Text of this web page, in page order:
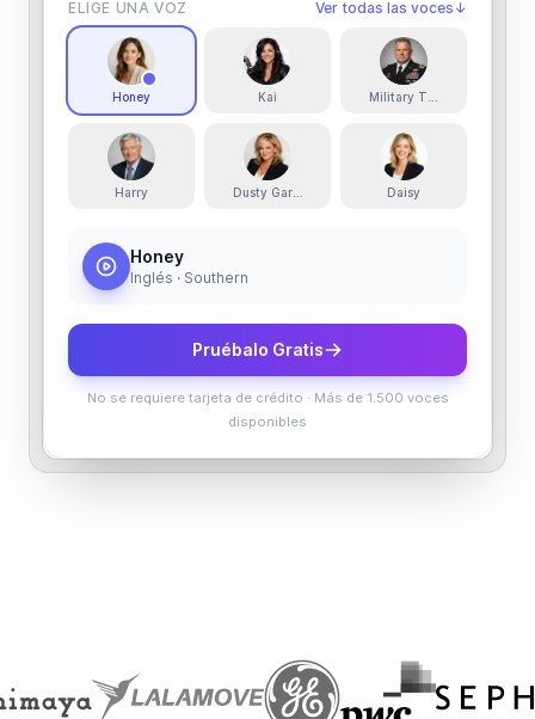
ELIGE UNA VOZ Ver todas las voces ↓
Honey Kai Military Teacher
Harry Dusty Garner Daisy
Honey
Inglés · Southern
Pruébalo Gratis
No se requiere tarjeta de crédito · Más de 1.500 voces
disponibles